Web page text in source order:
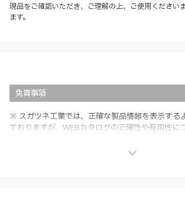
現品をご確認いただき、ご理解の上、ご使用ください
ます。
免責事項
※ スガツネ工業では、正確な製品情報を表示する
ておりますが、WEBカタログの正確性や有用性に